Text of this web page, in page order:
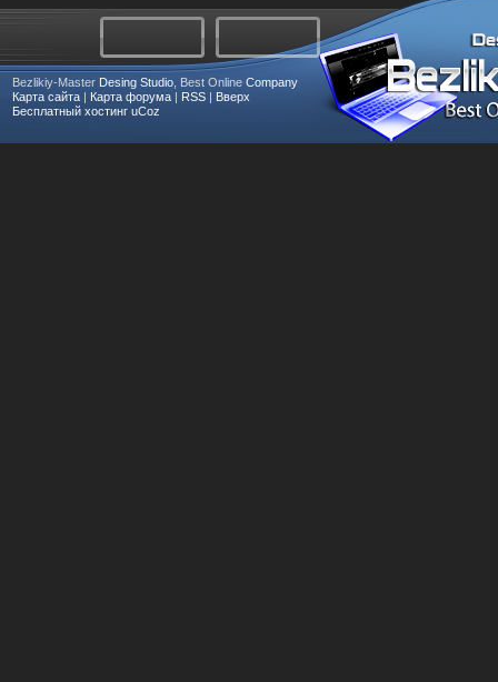
Bezlikiy-Master Desing Studio , Best Online Company
Карта сайта | Карта форума | RSS | Вверх
Бесплатный хостинг uCoz